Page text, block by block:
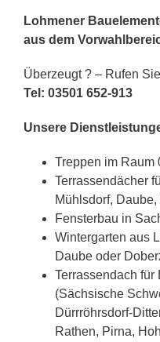
Lohmener
aus dem
Überzeugt ? – Rufen
Tel: 03501 652-913
Unsere
Treppen im Raum
Terrassendächer
Mühlsdorf,
Fensterbau in
Wintergarten aus
Daube oder
Terrassendach für
(Sächsische
Dürrröhrsdorf-
Rathen, Pirna,